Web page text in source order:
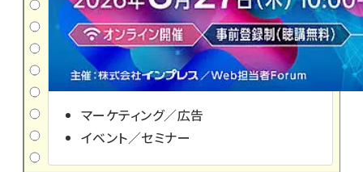
マーケティング／広告
イベント／セミナー